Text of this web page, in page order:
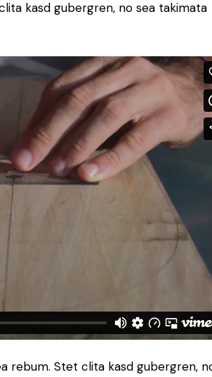
kasd gubergren, no sea takimata
rebum. Stet clita kasd gubergren,